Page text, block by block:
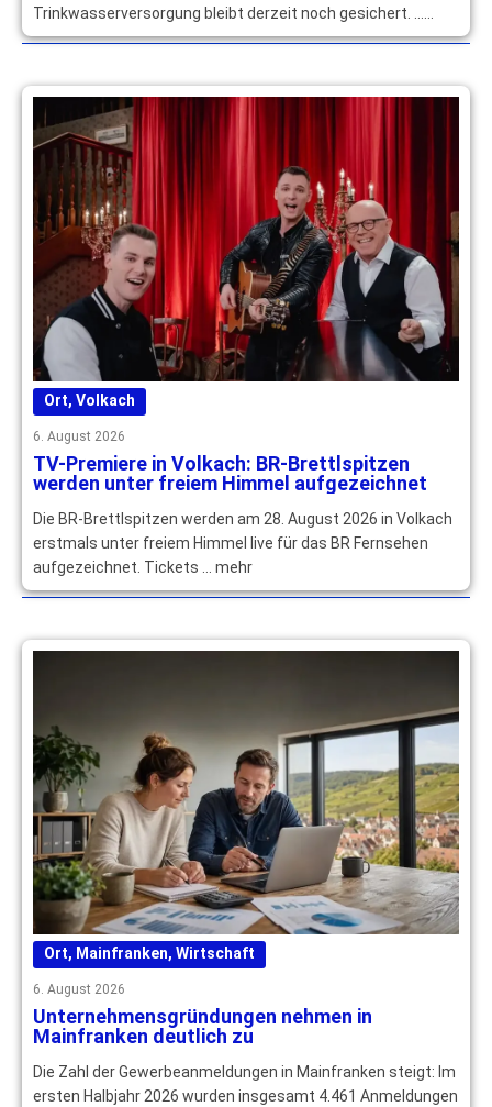
Trinkwasserversorgung bleibt derzeit noch gesichert. …
mehr
Ort, Volkach
6. August 2026
TV-Premiere in Volkach: BR-Brettlspitzen
werden unter freiem Himmel aufgezeichnet
Die BR-Brettlspitzen werden am 28. August 2026 in Volkach
erstmals unter freiem Himmel live für das BR Fernsehen
aufgezeichnet. Tickets … mehr
Ort, Mainfranken, Wirtschaft
6. August 2026
Unternehmensgründungen nehmen in
Mainfranken deutlich zu
Die Zahl der Gewerbeanmeldungen in Mainfranken steigt: Im
ersten Halbjahr 2026 wurden insgesamt 4.461 Anmeldungen